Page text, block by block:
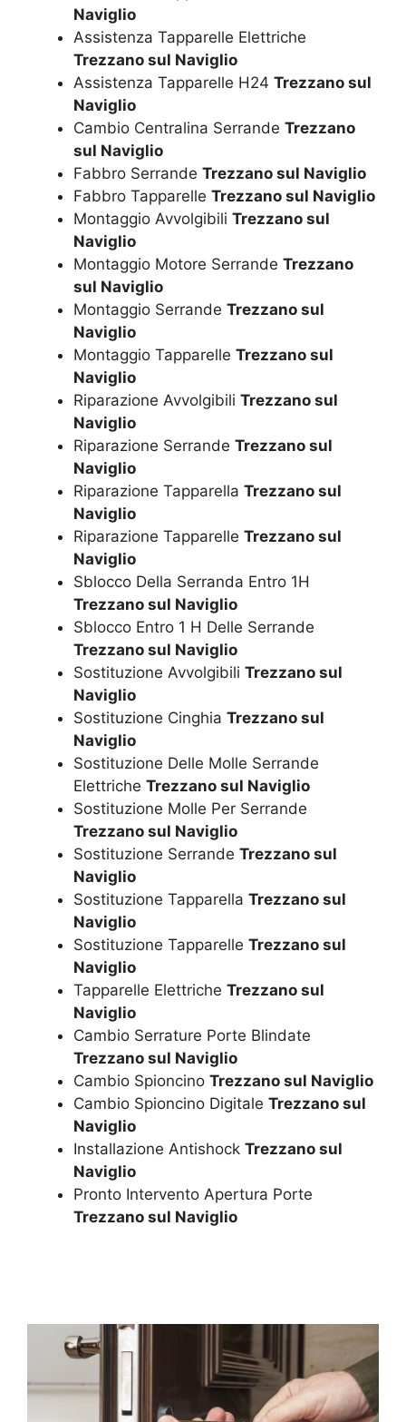
Naviglio
Assistenza Tapparelle Elettriche
Trezzano sul Naviglio
Assistenza Tapparelle H24 Trezzano sul
Naviglio
Cambio Centralina Serrande Trezzano
sul Naviglio
Fabbro Serrande Trezzano sul Naviglio
Fabbro Tapparelle Trezzano sul Naviglio
Montaggio Avvolgibili Trezzano sul
Naviglio
Montaggio Motore Serrande Trezzano
sul Naviglio
Montaggio Serrande Trezzano sul
Naviglio
Montaggio Tapparelle Trezzano sul
Naviglio
Riparazione Avvolgibili Trezzano sul
Naviglio
Riparazione Serrande Trezzano sul
Naviglio
Riparazione Tapparella Trezzano sul
Naviglio
Riparazione Tapparelle Trezzano sul
Naviglio
Sblocco Della Serranda Entro 1H
Trezzano sul Naviglio
Sblocco Entro 1 H Delle Serrande
Trezzano sul Naviglio
Sostituzione Avvolgibili Trezzano sul
Naviglio
Sostituzione Cinghia Trezzano sul
Naviglio
Sostituzione Delle Molle Serrande
Elettriche Trezzano sul Naviglio
Sostituzione Molle Per Serrande
Trezzano sul Naviglio
Sostituzione Serrande Trezzano sul
Naviglio
Sostituzione Tapparella Trezzano sul
Naviglio
Sostituzione Tapparelle Trezzano sul
Naviglio
Tapparelle Elettriche Trezzano sul
Naviglio
Cambio Serrature Porte Blindate
Trezzano sul Naviglio
Cambio Spioncino Trezzano sul Naviglio
Cambio Spioncino Digitale Trezzano sul
Naviglio
Installazione Antishock Trezzano sul
Naviglio
Pronto Intervento Apertura Porte
Trezzano sul Naviglio